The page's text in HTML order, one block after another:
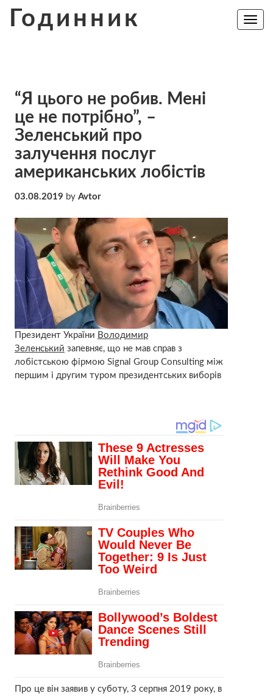
Годинник
Toggle
“Я цього не робив. Мені
це не потрібно”, –
Зеленський про
залучення послуг
американських лобістів
03.08.2019 by Avtor
Президент України Володимир
Зеленський запевняє, що не мав справ з
лобістською фірмою Signal Group Consulting між
першим і другим туром президентських виборів
Про це він заявив у суботу, 3 серпня 2019 року, в